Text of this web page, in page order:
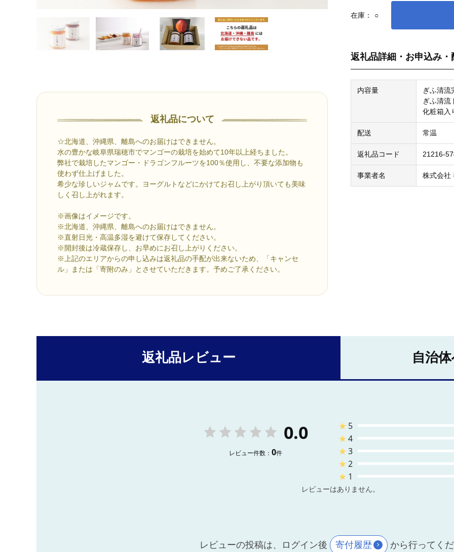
返礼品について
☆北海道、沖縄県、離島へのお届けはできません。
水の豊かな岐阜県瑞穂市でマンゴーの栽培を始めて10年以上経ちました。
弊社で栽培したマンゴー・ドラゴンフルーツを100％使用し、不要な添加物も
使わず仕上げました。
希少な珍しいジャムです。ヨーグルトなどにかけてお召し上がり頂いても美味
しく召し上がれます。
※画像はイメージです。
※北海道、沖縄県、離島へのお届けはできません。
※直射日光・高温多湿を避けて保存してください。
※開封後は冷蔵保存し、お早めにお召し上がりください。
※上記のエリアからの申し込みは返礼品の手配が出来ないため、「キャンセ
ル」または「寄附のみ」とさせていただきます。予めご了承ください。
在庫： ○
返礼品詳細・お申込み・
内容量
ぎふ清
ぎふ清
化粧箱入
配送 常温
返礼品コード 21216-
事業者名 株式会社
返礼品レビュー 自治
0.0
レビュー件数： 0件
★ 5
★4
★3
★2
★ 1
レビューはありません。
レビューの投稿は、ログイン後 寄付履歴 から行ってくだ